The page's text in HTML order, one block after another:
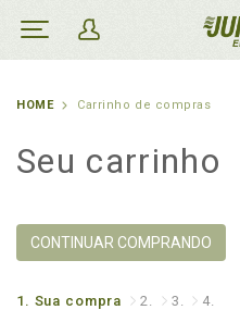
HOME Carrinho de compras
Seu carrinho
CONTINUAR COMPRANDO
1. Sua compra 2. 3. 4.